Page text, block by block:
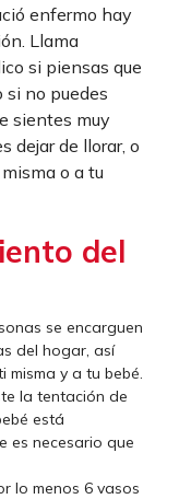
enfermo hay
Llama
si piensas que
si no puedes
sientes muy
dejar de llorar, o
o a tu
del
se encarguen
del hogar, así
y a tu bebé.
la tentación de
está
es necesario que
lo menos 6 vasos